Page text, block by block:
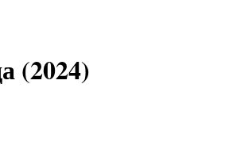
(2024)